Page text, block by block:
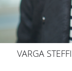
VARGA STEFFI